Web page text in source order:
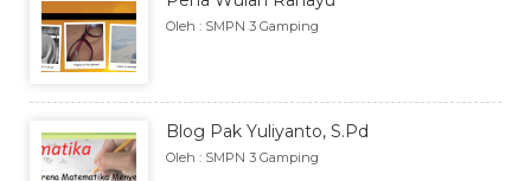
Oleh : SMPN 3 Gamping
Blog Pak Yuliyanto, S.Pd
Oleh : SMPN 3 Gamping